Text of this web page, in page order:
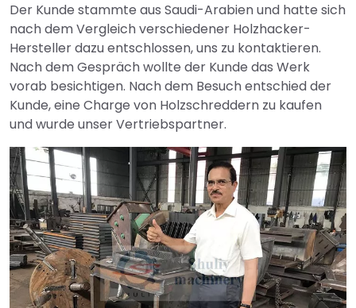
Der Kunde stammte aus Saudi-Arabien und hatte sich
nach dem Vergleich verschiedener Holzhacker-
Hersteller dazu entschlossen, uns zu kontaktieren.
Nach dem Gespräch wollte der Kunde das Werk
vorab besichtigen. Nach dem Besuch entschied der
Kunde, eine Charge von Holzschreddern zu kaufen
und wurde unser Vertriebspartner.